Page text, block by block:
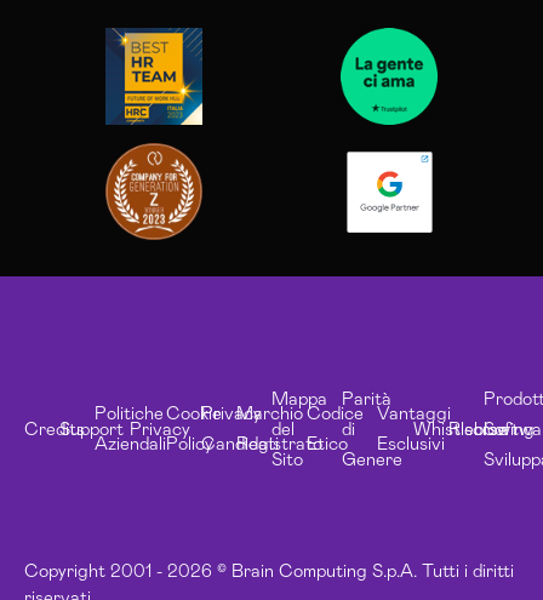
Copyright 2001 - 2026 © Brain Computing S.p.A. Tutti i diritti
CreditsSupport
Politiche
Aziendali
Privacy
Cookie
Policy
Privacy
Candidati
Marchio
Registrato
Mappa
del
Sito
Codice
Etico
Parità
di
Genere
Vantaggi
Esclusivi
Whistleblowing
Risorse